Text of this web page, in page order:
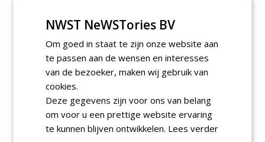
Export Manager bij PERFECT -
Van Wamel (fulltime)
12-06-2026, Dreumel
Proefveldmedewerker/
zaden Nederland B.V.
06-08-2026, Ven-Zelderheide
Kasmedewerker (fulltime) bij
NWST NeWSTories BV
Om goed in staat te zijn onze website aan
te passen aan de wensen en interesses
van de bezoeker, maken wij gebruik van
cookies.
Deze gegevens zijn voor ons van belang
om voor u een prettige website ervaring
te kunnen blijven ontwikkelen. Lees verder